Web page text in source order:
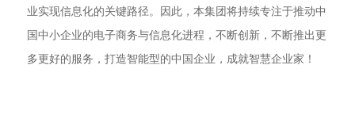
业实现信息化的关键路径。因此，本集团将持续专注于推动中
国中小企业的电子商务与信息化进程，不断创新，不断推出更
多更好的服务，打造智能型的中国企业，成就智慧企业家！